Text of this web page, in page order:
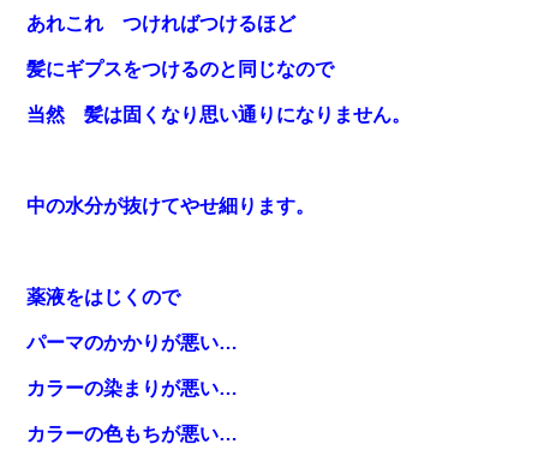
あれこれ つければつけるほど
髪にギプスをつけるのと同じなので
当然 髪は固くなり思い通りになりません。
中の水分が抜けてやせ細ります。
薬液をはじくので
パーマのかかりが悪い…
カラーの染まりが悪い…
カラーの色もちが悪い…